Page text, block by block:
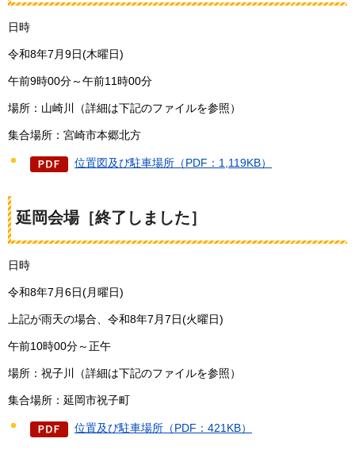
日時
令和8年7月9日(木曜日)
午前9時00分～午前11時00分
場所：山崎川（詳細は下記のファイルを参照）
集合場所：宮崎市本郷北方
位置図及び駐車場所（PDF：1,119KB）
延岡会場［終了しました］
日時
令和8年7月6日(月曜日)
上記が雨天の場合、令和8年7月7日(火曜日)
午前10時00分～正午
場所：祝子川（詳細は下記のファイルを参照）
集合場所：延岡市祝子町
位置及び駐車場所（PDF：421KB）